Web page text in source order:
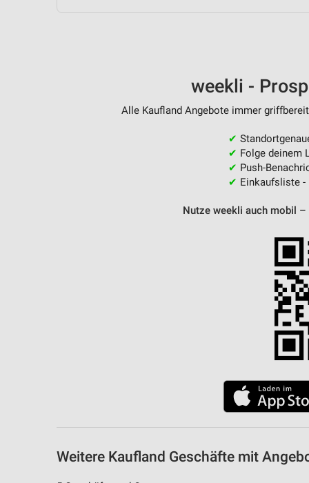
weekli -
Alle Kaufland Angebote immer
✔
✔ Folge deinem
✔ Push-
✔ Einkaufsliste -
Nutze weekli auch mobil –
Weitere Kaufland Geschäfte mit
Geräte anhand von aktiv angeforderten Informationen